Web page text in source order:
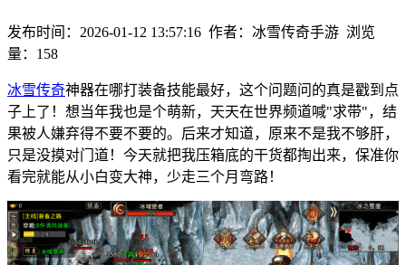
发布时间：2026-01-12 13:57:16 作者：冰雪传奇手游 浏览
量： 158
冰雪传奇神器在哪打装备技能最好，这个问题问的真是戳到点
子上了！想当年我也是个萌新，天天在世界频道喊"求带"，结
果被人嫌弃得不要不要的。后来才知道，原来不是我不够肝，
只是没摸对门道！今天就把我压箱底的干货都掏出来，保准你
看完就能从小白变大神，少走三个月弯路！